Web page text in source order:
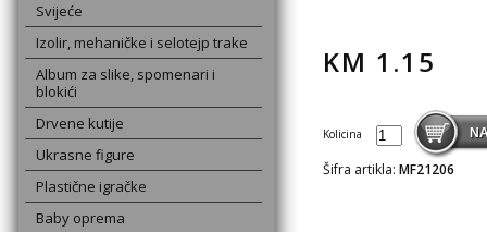
Svijeće
Izolir, mehaničke i selotejp trake
Album za slike, spomenari i
blokići
Drvene kutije
Ukrasne figure
Plastične igračke
Baby oprema
KM 1.15
Kolicina
Šifra artikla: MF21206